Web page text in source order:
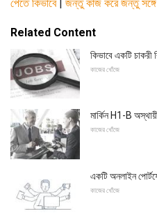
পেতে কিভাবে| জন্তু কাজ করে জন্তু
Related Content
কিভাবে একটি চাকরী
কাজের খোঁজে
মার্কিন H1-B
কাজের খোঁজে
একটি অনলাইন
কাজের খোঁজে